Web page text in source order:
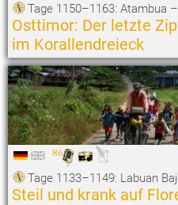
Tage 1150–1163: Atambua
Osttimor: Der letzte
im Korallendreieck
86
Tage 1133–1149: Labuan
Steil und krank auf